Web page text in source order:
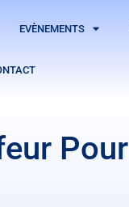
EVÈNEMENTS
Pour